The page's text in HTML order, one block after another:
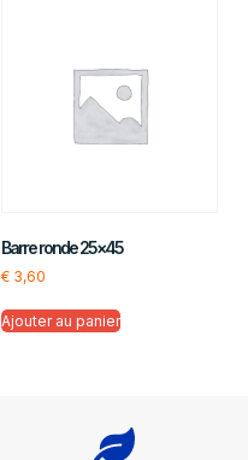
Barre ronde 25×45
€3,60
Ajouter au panier